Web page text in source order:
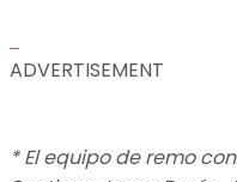
ADVERTISEMENT
* El equipo de remo